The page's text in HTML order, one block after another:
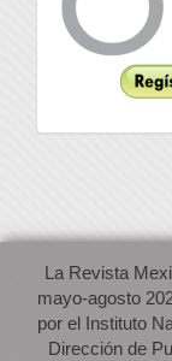
La Revista
mayo-agosto
por el Instituto
Dirección de